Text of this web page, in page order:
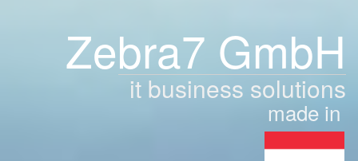
Zebra7 GmbH
it business solutions
made in